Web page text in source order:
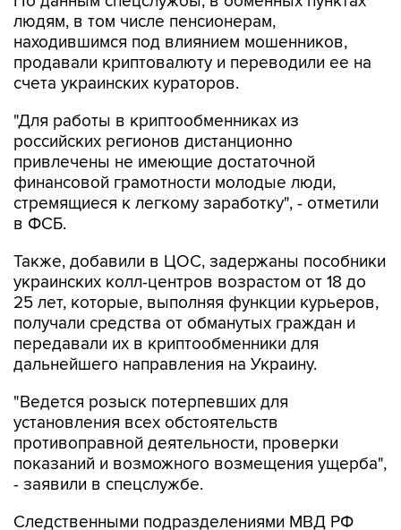
людям, в том числе пенсионерам,
находившимся под влиянием мошенников,
продавали криптовалюту и переводили ее на
счета украинских кураторов.
"Для работы в криптообменниках из
российских регионов дистанционно
привлечены не имеющие достаточной
финансовой грамотности молодые люди,
стремящиеся к легкому заработку", - отметили
в ФСБ.
Также, добавили в ЦОС, задержаны пособники
украинских колл-центров возрастом от 18 до
25 лет, которые, выполняя функции курьеров,
получали средства от обманутых граждан и
передавали их в криптообменники для
дальнейшего направления на Украину.
"Ведется розыск потерпевших для
установления всех обстоятельств
противоправной деятельности, проверки
показаний и возможного возмещения ущерба",
- заявили в спецслужбе.
Следственными подразделениями МВД РФ